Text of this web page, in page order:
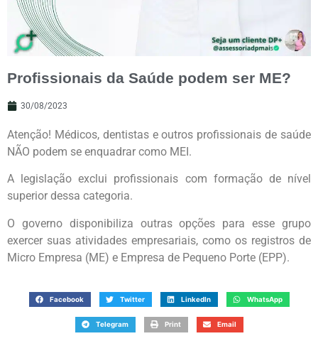
Profissionais da Saúde podem ser ME?
30/08/2023
Atenção! Médicos, dentistas e outros profissionais de saúde
NÃO podem se enquadrar como MEI.
A legislação exclui profissionais com formação de nível
superior dessa categoria.
O governo disponibiliza outras opções para esse grupo
exercer suas atividades empresariais, como os registros de
Micro Empresa (ME) e Empresa de Pequeno Porte (EPP).
Facebook Twitter LinkedIn WhatsApp
Telegram Print Email